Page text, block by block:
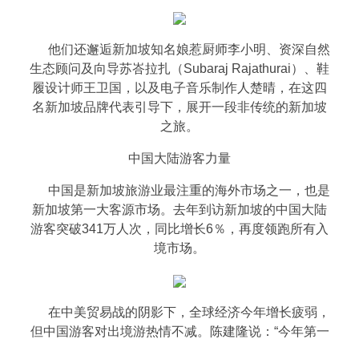
他们还邂逅新加坡知名娘惹厨师李小明、资深自然
生态顾问及向导苏峇拉扎（Subaraj Rajathurai）、鞋
履设计师王卫国，以及电子音乐制作人楚晴，在这四
名新加坡品牌代表引导下，展开一段非传统的新加坡
之旅。
中国大陆游客力量
中国是新加坡旅游业最注重的海外市场之一，也是
新加坡第一大客源市场。去年到访新加坡的中国大陆
游客突破341万人次，同比增长6％，再度领跑所有入
境市场。
在中美贸易战的阴影下，全球经济今年增长疲弱，
但中国游客对出境游热情不减。陈建隆说：“今年第一